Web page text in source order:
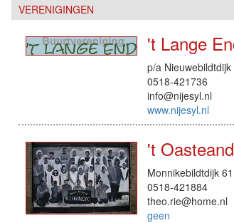
VERENIGINGEN
't Lange
p/a Nieuwebildtdijk
0518-421736
info@nijesyl.nl
www.nijesyl.nl
't Oasteand
Monnikebildtdijk 61
0518-421884
theo.rie@home.nl
geen